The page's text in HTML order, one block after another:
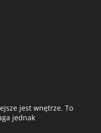
jest wnętrze. To
jednak